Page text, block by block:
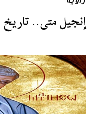
زاوية
إنجيل متى..